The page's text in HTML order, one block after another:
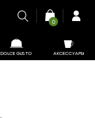
DOLCE GUSTO АКСЕССУАРЫ
0